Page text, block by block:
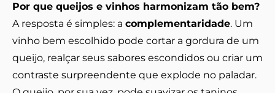
Por que queijos e vinhos harmonizam tão bem?
A resposta é simples: a complementaridade. Um
vinho bem escolhido pode cortar a gordura de um
queijo, realçar seus sabores escondidos ou criar um
contraste surpreendente que explode no paladar.